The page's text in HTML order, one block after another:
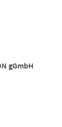
gGmbH